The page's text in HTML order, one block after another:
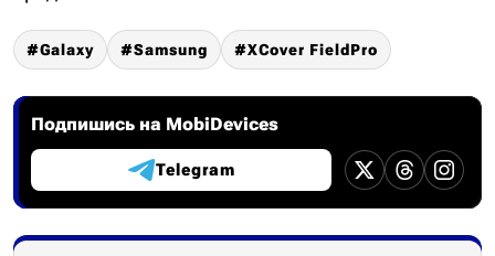
Galaxy Samsung XCover FieldPro
Подпишись на MobiDevices
Telegram